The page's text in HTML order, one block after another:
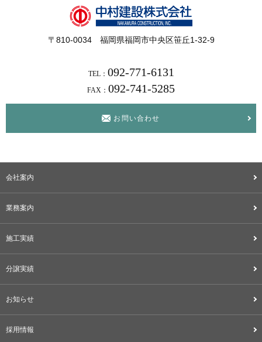
〒810-0034 福岡県福岡市中央区笹丘1-32-9
TEL： 092-771-6131
FAX： 092-741-5285
お問い合わせ
会社案内
業務案内
施工実績
分譲実績
お知らせ
採用情報